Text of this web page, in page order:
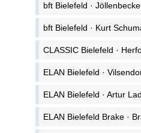
bft Bielefeld ·
bft Bielefeld · Kurt
CLASSIC Bielefeld ·
ELAN Bielefeld ·
ELAN Bielefeld · Artur
ELAN Bielefeld Brake ·